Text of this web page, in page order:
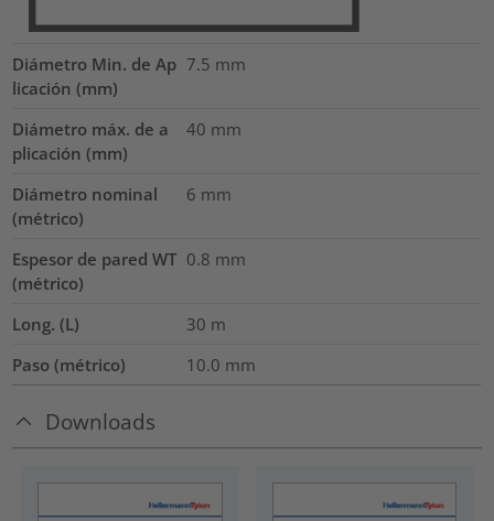
Diámetro Min. de Ap
licación (mm)
7.5 mm
Diámetro máx. de a
plicación (mm)
40 mm
Diámetro nominal
(métrico)
6 mm
Espesor de pared WT
(métrico)
0.8 mm
Long. (L) 30 m
Paso (métrico)
10.0 mm
Downloads